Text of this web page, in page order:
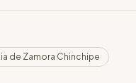
de Zamora Chinchipe